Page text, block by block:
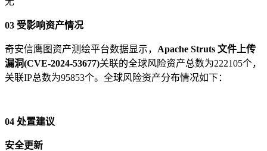
03 受影响资产情况
奇安信鹰图资产测绘平台数据显示， Apache Struts 文件上传
漏洞(CVE-2024-53677)关联的全球风险资产总数为222105个，
关联IP总数为95853个。全球风险资产分布情况如下：
04 处置建议
安全更新